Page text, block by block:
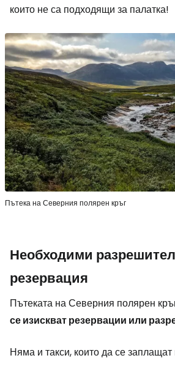
които не са подходящи за палатка!
Пътека на Северния полярен кръг
Необходими
резервация
Пътеката на Северния полярен
се изискват резервации или
Няма и такси, които да се заплащат